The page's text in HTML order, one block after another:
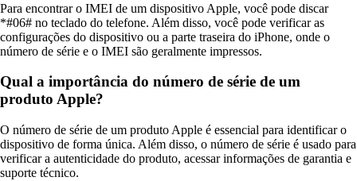
Para encontrar o IMEI de um dispositivo Apple, você pode discar
*#06# no teclado do telefone. Além disso, você pode verificar as
configurações do dispositivo ou a parte traseira do iPhone, onde o
número de série e o IMEI são geralmente impressos.
Qual a importância do número de série de um
produto Apple?
O número de série de um produto Apple é essencial para identificar o
dispositivo de forma única. Além disso, o número de série é usado para
verificar a autenticidade do produto, acessar informações de garantia e
suporte técnico.